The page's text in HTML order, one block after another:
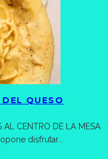
QUESO
CENTRO DE LA MESA
disfrutar...